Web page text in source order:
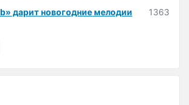
дарит новогодние мелодии
1363